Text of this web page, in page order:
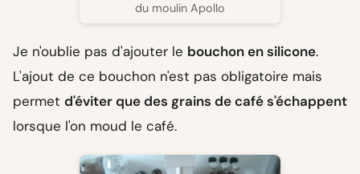
du moulin Apollo
Je n'oublie pas d'ajouter le bouchon en silicone.
L'ajout de ce bouchon n'est pas obligatoire mais
permet d'éviter que des grains de café s'échappent
lorsque l'on moud le café.